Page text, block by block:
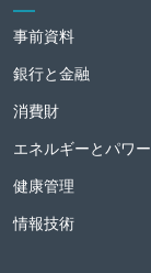
事前資料
銀行と金融
消費財
エネルギーとパワー
健康管理
情報技術